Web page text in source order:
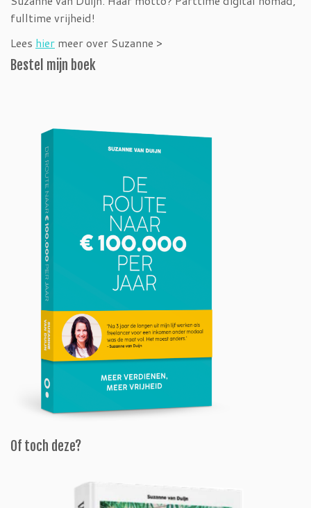
fulltime vrijheid!
Lees hier meer over Suzanne >
Bestel mijn boek
Of toch deze?